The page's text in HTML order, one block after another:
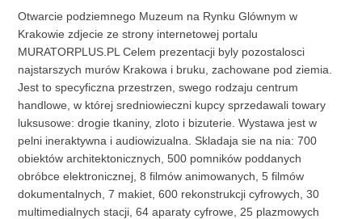
Otwarcie podziemnego Muzeum na Rynku Glównym w
Krakowie zdjecie ze strony internetowej portalu
MURATORPLUS.PL Celem prezentacji byly pozostalosci
najstarszych murów Krakowa i bruku, zachowane pod ziemia.
Jest to specyficzna przestrzen, swego rodzaju centrum
handlowe, w której sredniowieczni kupcy sprzedawali towary
luksusowe: drogie tkaniny, zloto i bizuterie. Wystawa jest w
pelni ineraktywna i audiowizualna. Skladaja sie na nia: 700
obiektów architektonicznych, 500 pomników poddanych
obróbce elektronicznej, 8 filmów animowanych, 5 filmów
dokumentalnych, 7 makiet, 600 rekonstrukcji cyfrowych, 30
multimedialnych stacji, 64 aparaty cyfrowe, 25 plazmowych